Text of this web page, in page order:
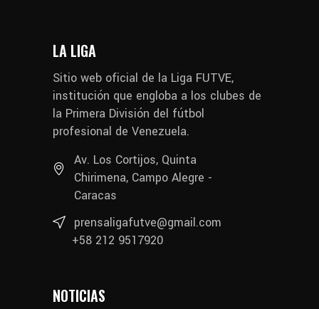
LA LIGA
Sitio web oficial de la Liga FUTVE,
institución que engloba a los clubes de
la Primera División del fútbol
profesional de Venezuela.
Av. Los Cortijos, Quinta
Chirimena, Campo Alegre -
Caracas
prensaligafutve@gmail.com
+58 212 9517920
NOTICIAS